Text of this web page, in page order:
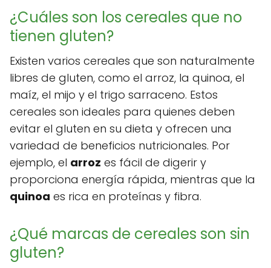
¿Cuáles son los cereales que no
tienen gluten?
Existen varios cereales que son naturalmente
libres de gluten, como el arroz, la quinoa, el
maíz, el mijo y el trigo sarraceno. Estos
cereales son ideales para quienes deben
evitar el gluten en su dieta y ofrecen una
variedad de beneficios nutricionales. Por
ejemplo, el arroz es fácil de digerir y
proporciona energía rápida, mientras que la
quinoa es rica en proteínas y fibra.
¿Qué marcas de cereales son sin
gluten?